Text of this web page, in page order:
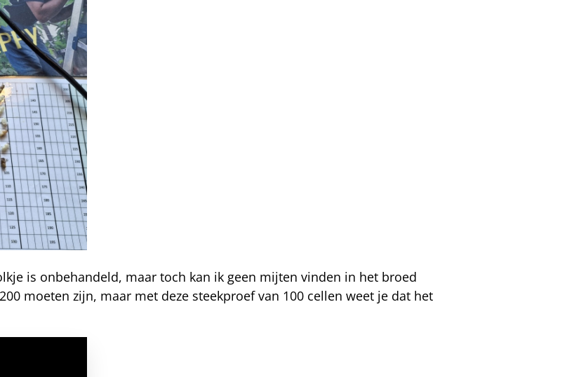
is onbehandeld, maar toch kan ik geen mijten vinden in het broed
moeten zijn, maar met deze steekproef van 100 cellen weet je dat het